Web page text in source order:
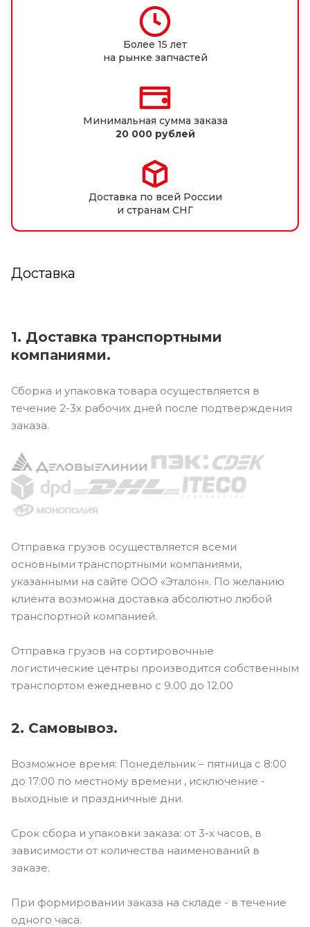
Более 15 лет
на рынке запчастей
Минимальная сумма заказа
20 000 рублей
Доставка по всей России
и странам СНГ
Доставка
1. Доставка транспортными
компаниями.
Сборка и упаковка товара осуществляется в
течение 2-3х рабочих дней после подтверждения
заказа.
Отправка грузов осуществляется всеми
основными транспортными компаниями,
указанными на сайте ООО «Эталон». По желанию
клиента возможна доставка абсолютно любой
транспортной компанией.
Отправка грузов на сортировочные
логистические центры производится собственным
транспортом ежедневно с 9.00 до 12.00
2. Самовывоз.
Возможное время: Понедельник – пятница с 8:00
до 17:00 по местному времени , исключение -
выходные и праздничные дни.
Срок сбора и упаковки заказа: от 3-х часов, в
зависимости от количества наименований в
заказе.
При формировании заказа на складе - в течение
одного часа.